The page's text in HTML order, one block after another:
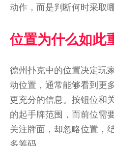
动作，而是判断何时采取
位置为什么如此
德州扑克中的位置决定玩
动位置，通常能够看到更
更充分的信息。按钮位和
的起手牌范围，而前位需
关注牌面，却忽略位置，
多筹码。